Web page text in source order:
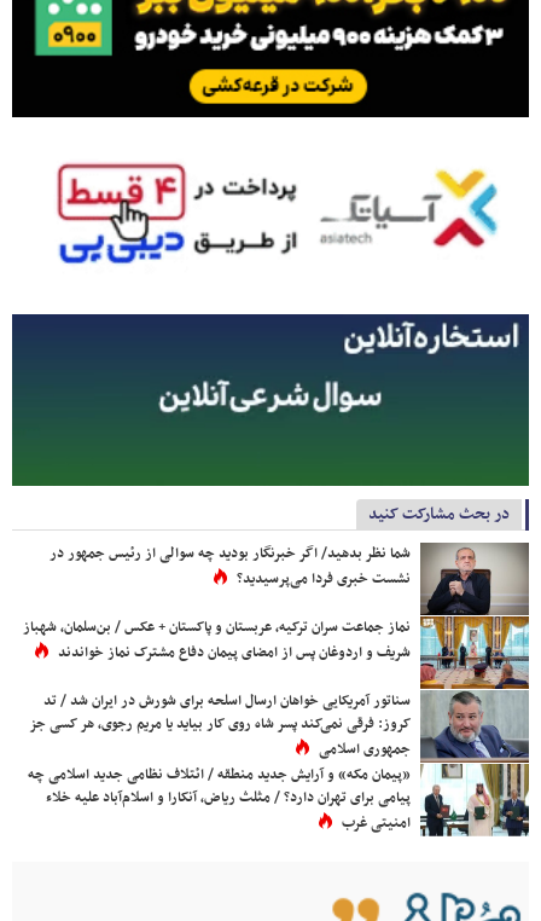
در بحث مشارکت کنید
شما نظر بدهید/ اگر خبرنگار بودید چه سوالی از رئیس جمهور در
نشست خبری فردا می‌پرسیدید؟
نماز جماعت سران ترکیه، عربستان و پاکستان + عکس / بن‌سلمان، شهباز
شریف و اردوغان پس از امضای پیمان دفاع مشترک نماز خواندند
سناتور آمریکایی خواهان ارسال اسلحه برای شورش در ایران شد / تد
کروز: فرقی نمی‌کند پسر شاه روی کار بیاید یا مریم رجوی، هر کسی جز
جمهوری اسلامی
«پیمان مکه» و آرایش جدید منطقه / ائتلاف نظامی جدید اسلامی چه
پیامی برای تهران دارد؟ / مثلث ریاض، آنکارا و اسلام‌آباد علیه خلاء
امنیتی غرب